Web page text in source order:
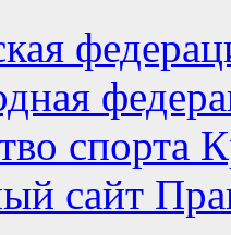
спорта
сайт